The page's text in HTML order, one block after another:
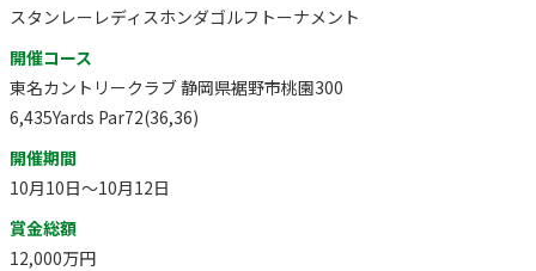
スタンレーレディスホンダゴルフトーナメント
開催コース
東名カントリークラブ 静岡県裾野市桃園300
6,435Yards Par72(36,36)
開催期間
10月10日～10月12日
賞金総額
12,000万円